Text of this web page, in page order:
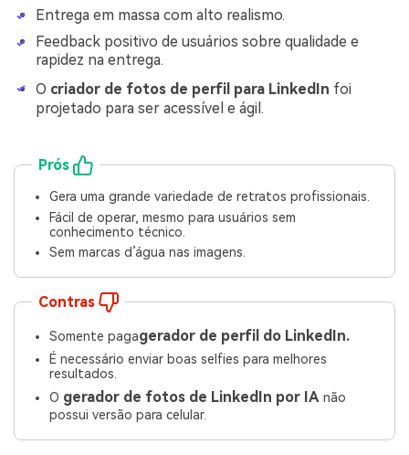
Entrega em massa com alto realismo.
Feedback positivo de usuários sobre qualidade e
rapidez na entrega.
O criador de fotos de perfil para LinkedIn foi
projetado para ser acessível e ágil.
Prós
Gera uma grande variedade de retratos profissionais.
Fácil de operar, mesmo para usuários sem
conhecimento técnico.
Sem marcas d’água nas imagens.
Contras
Somente pagagerador de perfil do LinkedIn.
É necessário enviar boas selfies para melhores
resultados.
O gerador de fotos de LinkedIn por IA não
possui versão para celular.